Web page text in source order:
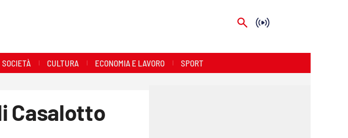
SOCIETÀ CULTURA ECONOMIA E LAVORO SPORT
Casalotto